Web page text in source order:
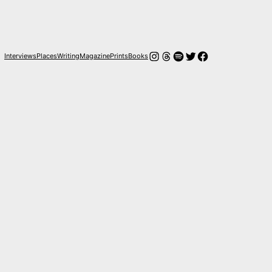
InterviewsPlacesWritingMagazinePrintsBooksInstagram
Threads
Spotify
Twitter
Facebook